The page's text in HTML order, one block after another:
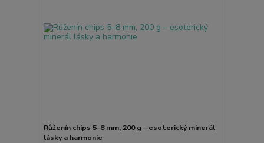
Růženín chips 5–8 mm, 200 g – esoterický minerál
lásky a harmonie